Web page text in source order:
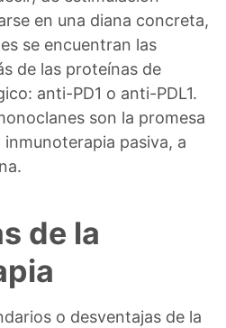
en una diana concreta,
se encuentran las
de las proteínas de
anti-PD1 o anti-PDL1.
son la promesa
pasiva, a
de la
o desventajas de la